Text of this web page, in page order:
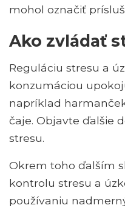
mohol označiť
Ako zvládať
Reguláciu stresu a
konzumáciou
napríklad
čaje. Objavte ďalšie
stresu.
Okrem toho ďalším
kontrolu stresu a
používaniu